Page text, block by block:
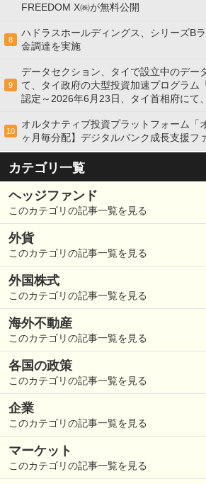
FREEDOM X㈱が無料公開
8
ハドラスホールディングス、シリーズB
金調達を実施
9
データセクション、タイで設立中のデー
て、タイ政府の大型投資加速プログラム
認定～2026年6月23日、タイ首相府にて
10
オルタナティブ投資プラットフォーム「
ヶ月毎分配】デジタルバンク成長支援フ
カテゴリ一覧
ヘッジファンド
このカテゴリの記事一覧を見る
外貨
このカテゴリの記事一覧を見る
外国株式
このカテゴリの記事一覧を見る
海外不動産
このカテゴリの記事一覧を見る
各国の政策
このカテゴリの記事一覧を見る
企業
このカテゴリの記事一覧を見る
マーケット
このカテゴリの記事一覧を見る